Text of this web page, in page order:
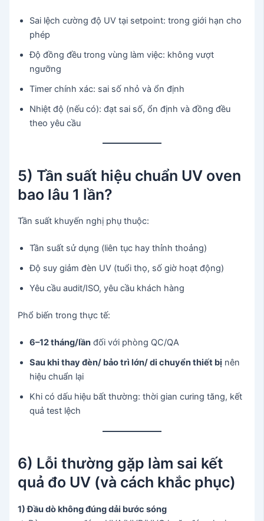
Sai lệch cường độ UV tại setpoint: trong giới hạn cho
phép
Độ đồng đều trong vùng làm việc: không vượt
ngưỡng
Timer chính xác: sai số nhỏ và ổn định
Nhiệt độ (nếu có): đạt sai số, ổn định và đồng đều
theo yêu cầu
5) Tần suất hiệu chuẩn UV oven
bao lâu 1 lần?
Tần suất khuyến nghị phụ thuộc:
Tần suất sử dụng (liên tục hay thỉnh thoảng)
Độ suy giảm đèn UV (tuổi thọ, số giờ hoạt động)
Yêu cầu audit/ISO, yêu cầu khách hàng
Phổ biến trong thực tế:
6–12 tháng/lần đối với phòng QC/QA
Sau khi thay đèn/ bảo trì lớn/ di chuyển thiết bị nên
hiệu chuẩn lại
Khi có dấu hiệu bất thường: thời gian curing tăng, kết
quả test lệch
6) Lỗi thường gặp làm sai kết
quả đo UV (và cách khắc phục)
1) Đầu dò không đúng dải bước sóng